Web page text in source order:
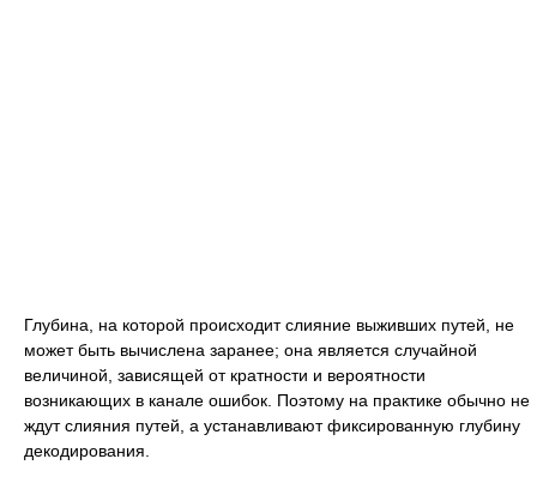
Глубина, на которой происходит слияние выживших путей, не
может быть вычислена заранее; она является случайной
величиной, зависящей от кратности и вероятности
возникающих в канале ошибок. Поэтому на практике обычно не
ждут слияния путей, а устанавливают фиксированную глубину
декодирования.